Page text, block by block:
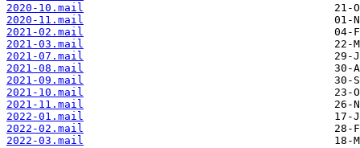
2020-10.mail
2020-11.mail
2021-02.mail
2021-03.mail
2021-07.mail
2021-08.mail
2021-09.mail
2021-10.mail
2021-11.mail
2022-01.mail
2022-02.mail
2022-03.mail